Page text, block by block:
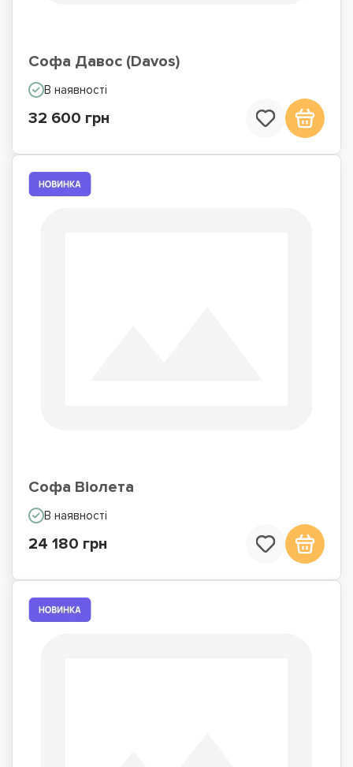
Софа Давос (Davos)
В наявності
32 600 грн
Софа Віолета
В наявності
24 180 грн